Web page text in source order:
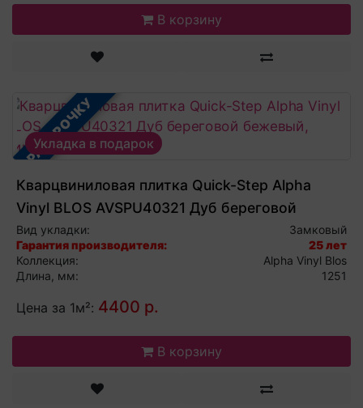
В корзину
В РАССРОЧКУ
Укладка в подарок
Кварцвиниловая плитка Quick-Step Alpha
Vinyl BLOS AVSPU40321 Дуб береговой
бежевый, виниловый ламинат
Вид укладки:
Замковый
Гарантия производителя:
25 лет
Коллекция:
Alpha Vinyl Blos
Длина, мм:
1251
Цена за 1м²: 4400 р.
В корзину